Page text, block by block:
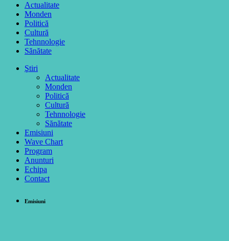
Actualitate
Monden
Politică
Cultură
Tehnnologie
Sănătate
Ştiri
Actualitate
Monden
Politică
Cultură
Tehnnologie
Sănătate
Emisiuni
Wave Chart
Program
Anunturi
Echipa
Contact
Emisiuni